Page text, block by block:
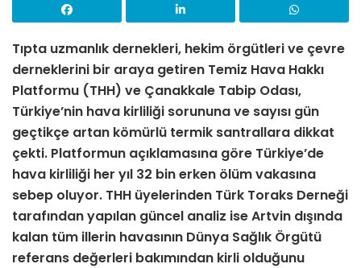
Tıpta uzmanlık dernekleri, hekim örgütleri ve çevre
derneklerini bir araya getiren Temiz Hava Hakkı
Platformu (THH) ve Çanakkale Tabip Odası,
Türkiye’nin hava kirliliği sorununa ve sayısı gün
geçtikçe artan kömürlü termik santrallara dikkat
çekti. Platformun açıklamasına göre Türkiye’de
hava kirliliği her yıl 32 bin erken ölüm vakasına
sebep oluyor. THH üyelerinden Türk Toraks Derneği
tarafından ​yapılan güncel analiz ise Artvin dışında
kalan tüm illerin havasının Dünya Sağlık Örgütü
referans değerleri bakımından kirli olduğunu